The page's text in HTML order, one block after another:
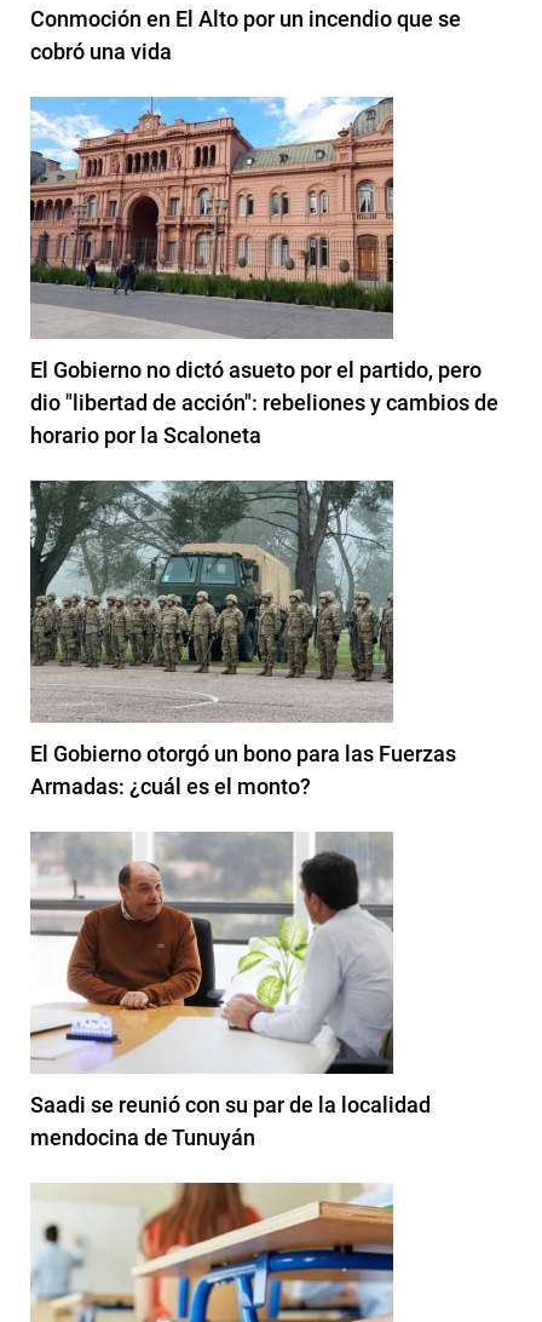
Conmoción en El Alto por un incendio que se
cobró una vida
El Gobierno no dictó asueto por el partido, pero
dio "libertad de acción": rebeliones y cambios de
horario por la Scaloneta
El Gobierno otorgó un bono para las Fuerzas
Armadas: ¿cuál es el monto?
Saadi se reunió con su par de la localidad
mendocina de Tunuyán